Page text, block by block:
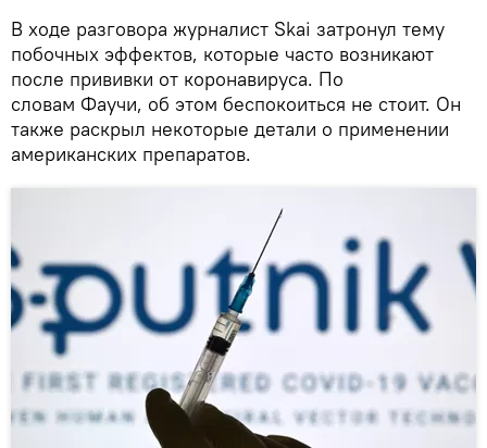
В ходе разговора журналист Skai затронул тему
побочных эффектов, которые часто возникают
после прививки от коронавируса. По
словам Фаучи, об этом беспокоиться не стоит. Он
также раскрыл некоторые детали о применении
американских препаратов.